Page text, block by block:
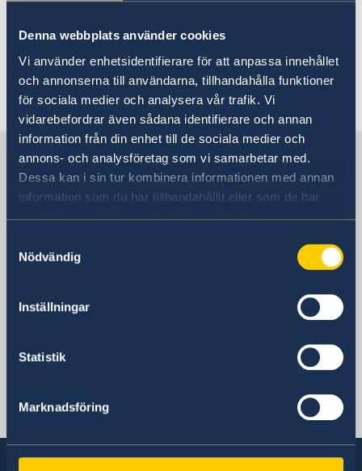
Denna webbplats använder cookies
Vi använder enhetsidentifierare för att anpassa innehållet
och annonserna till användarna, tillhandahålla funktioner
för sociala medier och analysera vår trafik. Vi
vidarebefordrar även sådana identifierare och annan
information från din enhet till de sociala medier och
annons- och analysföretag som vi samarbetar med.
Dessa kan i sin tur kombinera informationen med annan
information som du har tillhandahållit eller som de har
samlat in när du har använt deras tjänster.
Nödvändig
Inställningar
Statistik
Marknadsföring
Belarus, Minsk
Contacts & Opening Hours
About us
Embassy staff
Current
News
News
Sweden in
Vulitsa Revaliutsyinaya 15
Postal address
Phone
Email